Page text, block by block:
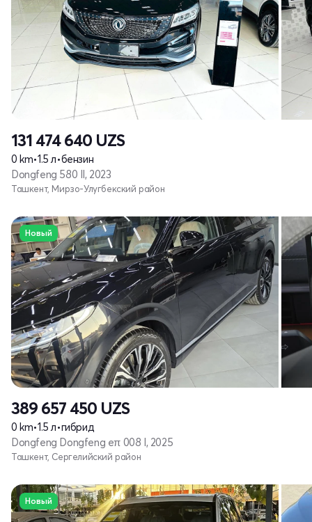
131 474 640 UZS
0 km•1.5 л•бензин
Dongfeng 580 II, 2023
Ташкент, Мирзо-Улугбекский район
Новый
389 657 450 UZS
0 km•1.5 л•гибрид
Dongfeng Dongfeng eπ 008 I, 2025
Ташкент, Сергелийский район
Новый